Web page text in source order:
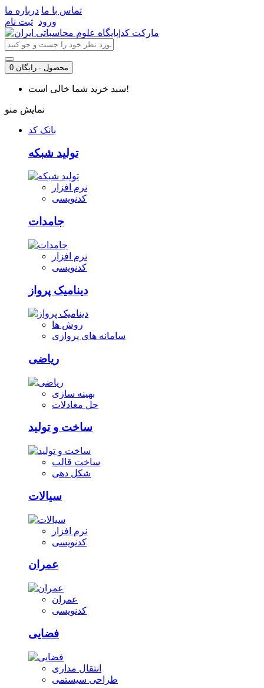
تماس با ما درباره ما
ورود ثبت نام
0 محصول - رایگان
سبد خرید شما خالی است!
نمایش منو
بانک کد
تولید شبکه
نرم افزار
کدنویسی
جامدات
نرم افزار
کدنویسی
دینامیک پرواز
روش ها
سامانه های پروازی
ریاضی
بهینه سازی
حل معادلات
ساخت و تولید
ساخت قالب
شکل دهی
سیالات
نرم افزار
کدنویسی
عمران
عمران
کدنویسی
فضایی
انتقال مداری
طراحی سیستمی